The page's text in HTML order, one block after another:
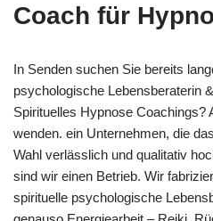
Coach für
In Senden suchen Sie bereits
psychologische Lebensberaterin
Spirituelles Hypnose Coachings?
wenden. ein Unternehmen, die
Wahl verlässlich und qualitativ
sind wir einen Betrieb. Wir
spirituelle psychologische